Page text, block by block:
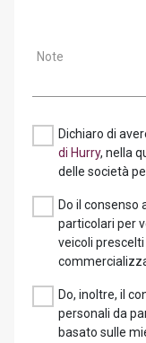
Note
Dichiaro di
di Hurry, nella
delle società
Do il
particolari per
veicoli
Do, inoltre, il
personali da
basato sulle